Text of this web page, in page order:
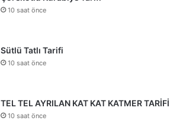
10 saat önce
Sütlü Tatlı Tarifi
10 saat önce
TEL TEL AYRILAN KAT KAT KATMER TARİFİ
10 saat önce